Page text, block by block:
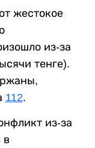
жестокое
из-за
тенге).
112.
из-за
в